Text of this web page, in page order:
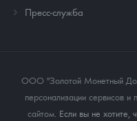
Пресс-служба
ООО "Золотой Монетный
персонализации сервисов
сайтом. Если вы не хотите,